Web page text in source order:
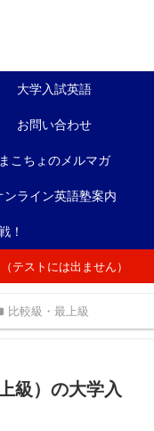
大学入試英語
お問い合わせ
まこちょのメルマガ
ンライン英語塾案内
！
テストには出ません）
比較級・最上級
級）の大学入